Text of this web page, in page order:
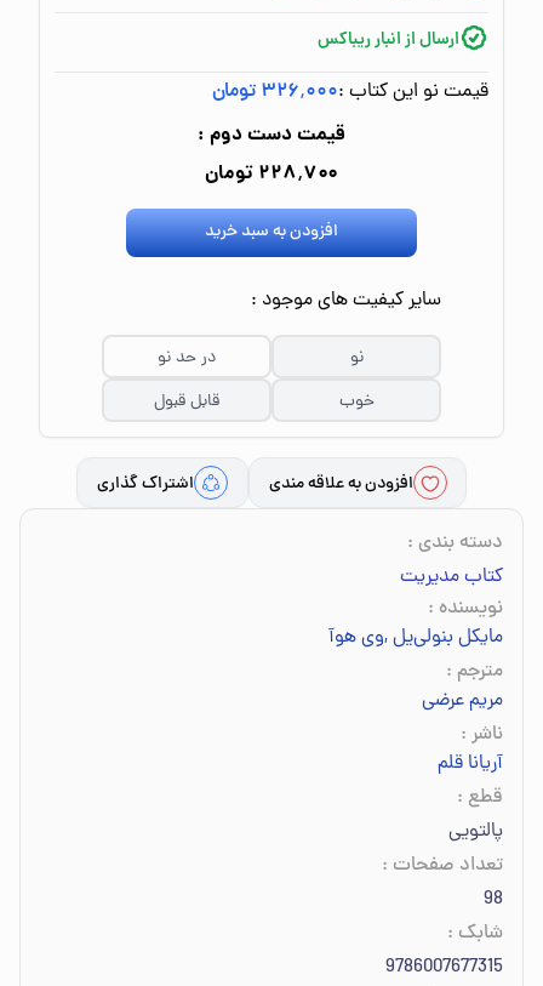
ارسال از انبار ریباکس
قیمت نو این کتاب :۳۲۶٬۰۰۰ تومان
قیمت دست دوم :
۲۲۸٬۷۰۰ تومان
افزودن به سبد خرید
سایر کیفیت های موجود :
نو
در حد نو
خوب
قابل قبول
افزودن به علاقه مندی اشتراک گذاری
دسته بندی :
کتاب مدیریت
نویسنده :
مایکل بنولی‌یل,وی هوآ
مترجم :
مریم عرضی
ناشر :
آریانا قلم
قطع :
پالتویی
تعداد صفحات :
98
شابک :
9786007677315